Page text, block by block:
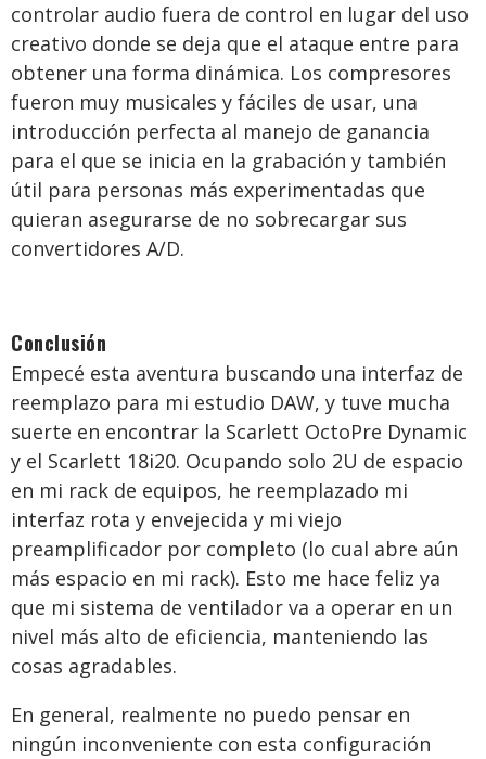
controlar audio fuera de control en lugar del uso
creativo donde se deja que el ataque entre para
obtener una forma dinámica. Los compresores
fueron muy musicales y fáciles de usar, una
introducción perfecta al manejo de ganancia
para el que se inicia en la grabación y también
útil para personas más experimentadas que
quieran asegurarse de no sobrecargar sus
convertidores A/D.
Conclusión
Empecé esta aventura buscando una interfaz de
reemplazo para mi estudio DAW, y tuve mucha
suerte en encontrar la Scarlett OctoPre Dynamic
y el Scarlett 18i20. Ocupando solo 2U de espacio
en mi rack de equipos, he reemplazado mi
interfaz rota y envejecida y mi viejo
preamplificador por completo (lo cual abre aún
más espacio en mi rack). Esto me hace feliz ya
que mi sistema de ventilador va a operar en un
nivel más alto de eficiencia, manteniendo las
cosas agradables.
En general, realmente no puedo pensar en
ningún inconveniente con esta configuración